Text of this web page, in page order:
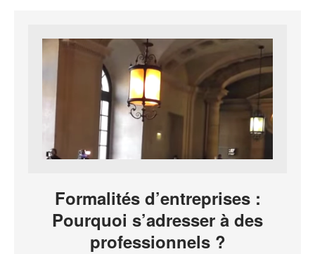
Formalités d’entreprises :
Pourquoi s’adresser à des
professionnels ?